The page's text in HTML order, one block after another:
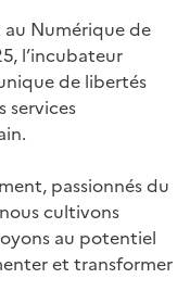
Numérique de
l’incubateur
de libertés
services
passionnés du
cultivons
au potentiel
et transformer